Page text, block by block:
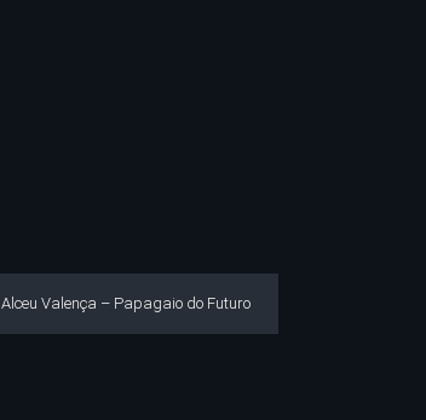
Alceu Valença – Papagaio do Futuro